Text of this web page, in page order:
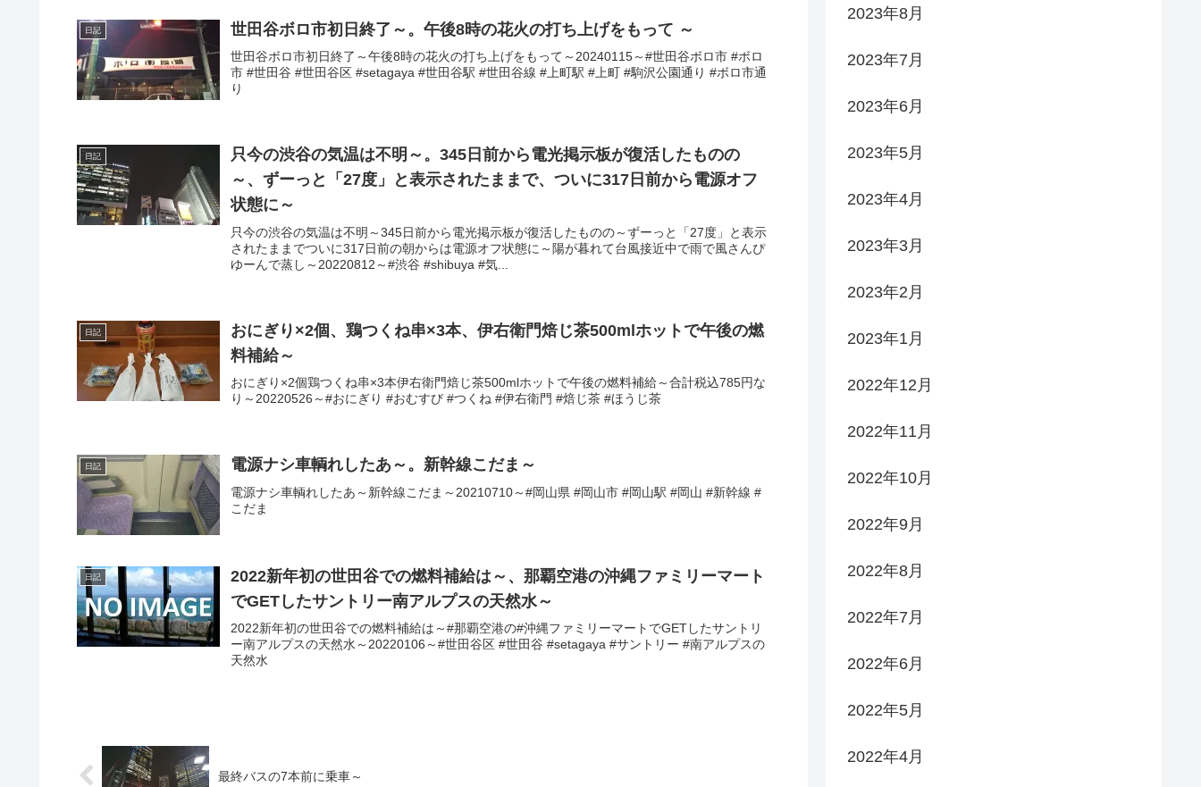
日記 世田谷ボロ市初日終了～。午後8時の花火の打ち上げをもって ～
世田谷ボロ市初日終了～午後8時の花火の打ち上げをもって～20240115～#世田谷ボロ市 #ボロ
市 #世田谷 #世田谷区 #setagaya #世田谷駅 #世田谷線 #上町駅 #上町 #駒沢公園通り #ボロ市通
り
日記
只今の渋谷の気温は不明～。345日前から電光掲示板が復活したものの
～、ずーっと「27度」と表示されたままで、ついに317日前から電源オフ
状態に～
只今の渋谷の気温は不明～345日前から電光掲示板が復活したものの～ずーっと「27度」と表示
されたままでついに317日前の朝からは電源オフ状態に～陽が暮れて台風接近中で雨で風さんぴ
ゆーんで蒸し～20220812～#渋谷 #shibuya #気...
日記
おにぎり×2個、鶏つくね串×3本、伊右衛門焙じ茶500mlホットで午後の燃
料補給～
おにぎり×2個鶏つくね串×3本伊右衛門焙じ茶500mlホットで午後の燃料補給～合計税込785円な
り～20220526～#おにぎり #おむすび #つくね #伊右衛門 #焙じ茶 #ほうじ茶
日記 電源ナシ車輌れしたあ～。新幹線こだま～
電源ナシ車輌れしたあ～新幹線こだま～20210710～#岡山県 #岡山市 #岡山駅 #岡山 #新幹線 #
こだま
日記
2022新年初の世田谷での燃料補給は～、那覇空港の沖縄ファミリーマート
でGETしたサントリー南アルプスの天然水～
2022新年初の世田谷での燃料補給は～#那覇空港の#沖縄ファミリーマートでGETしたサントリ
ー南アルプスの天然水～20220106～#世田谷区 #世田谷 #setagaya #サントリー #南アルプスの
天然水
最終バスの7本前に乗車～
2023年8月
2023年7月
2023年6月
2023年5月
2023年4月
2023年3月
2023年2月
2023年1月
2022年12月
2022年11月
2022年10月
2022年9月
2022年8月
2022年7月
2022年6月
2022年5月
2022年4月